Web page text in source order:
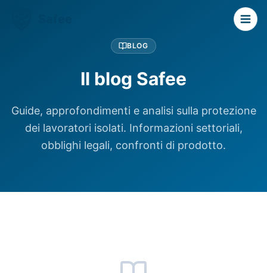
BLOG
Il blog Safee
Guide, approfondimenti e analisi sulla protezione
dei lavoratori isolati. Informazioni settoriali,
obblighi legali, confronti di prodotto.